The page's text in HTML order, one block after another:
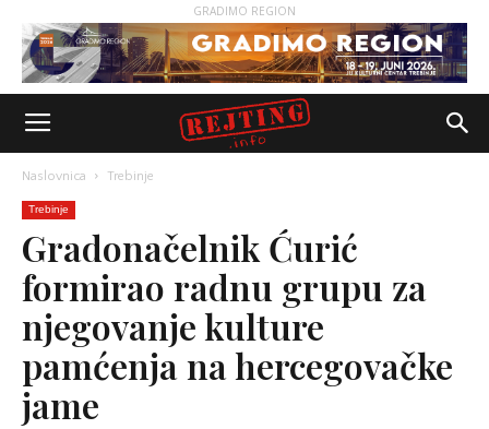
GRADIMO REGION
Naslovnica Trebinje
Trebinje
Gradonačelnik Ćurić
formirao radnu grupu za
njegovanje kulture
pamćenja na hercegovačke
jame